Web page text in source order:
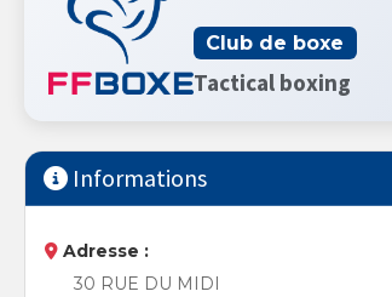
Club de boxe
Tactical boxing
Informations
Adresse :
30 RUE DU MIDI